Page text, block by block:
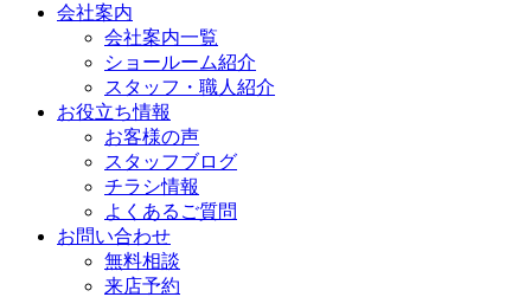
会社案内
会社案内一覧
ショールーム紹介
スタッフ・職人紹介
お役立ち情報
お客様の声
スタッフブログ
チラシ情報
よくあるご質問
お問い合わせ
無料相談
来店予約